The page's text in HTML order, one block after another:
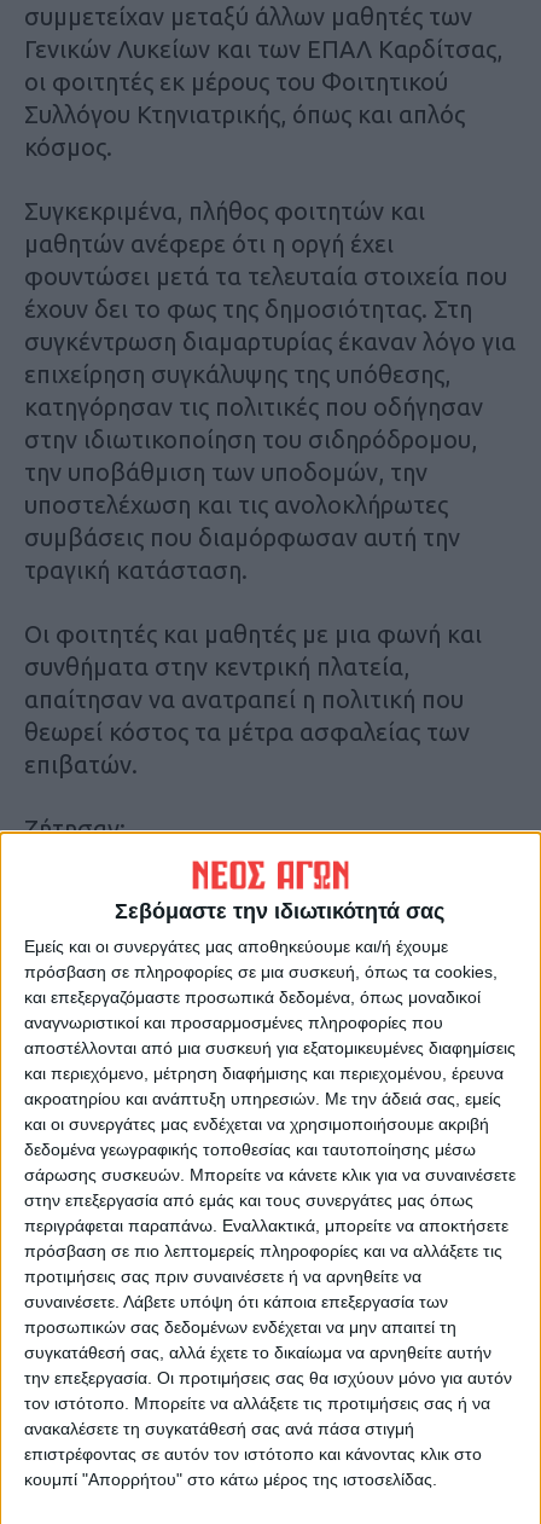
Σεβόμαστε την ιδιωτικότητά σας
Εμείς και οι συνεργάτες μας αποθηκεύουμε και/ή έχουμε
πρόσβαση σε πληροφορίες σε μια συσκευή, όπως τα cookies,
και επεξεργαζόμαστε προσωπικά δεδομένα, όπως μοναδικοί
αναγνωριστικοί και προσαρμοσμένες πληροφορίες που
αποστέλλονται από μια συσκευή για εξατομικευμένες διαφημίσεις
και περιεχόμενο, μέτρηση διαφήμισης και περιεχομένου, έρευνα
ακροατηρίου και ανάπτυξη υπηρεσιών. Με την άδειά σας, εμείς
και οι συνεργάτες μας ενδέχεται να χρησιμοποιήσουμε ακριβή
δεδομένα γεωγραφικής τοποθεσίας και ταυτοποίησης μέσω
σάρωσης συσκευών. Μπορείτε να κάνετε κλικ για να συναινέσετε
στην επεξεργασία από εμάς και τους συνεργάτες μας όπως
περιγράφεται παραπάνω. Εναλλακτικά, μπορείτε να αποκτήσετε
πρόσβαση σε πιο λεπτομερείς πληροφορίες και να αλλάξετε τις
προτιμήσεις σας πριν συναινέσετε ή να αρνηθείτε να
συναινέσετε. Λάβετε υπόψη ότι κάποια επεξεργασία των
προσωπικών σας δεδομένων ενδέχεται να μην απαιτεί τη
συγκατάθεσή σας, αλλά έχετε το δικαίωμα να αρνηθείτε αυτήν
την επεξεργασία. Οι προτιμήσεις σας θα ισχύουν μόνο για αυτόν
τον ιστότοπο. Μπορείτε να αλλάξετε τις προτιμήσεις σας ή να
ανακαλέσετε τη συγκατάθεσή σας ανά πάσα στιγμή
επιστρέφοντας σε αυτόν τον ιστότοπο και κάνοντας κλικ στο
κουμπί "Απορρήτου" στο κάτω μέρος της ιστοσελίδας.
συμμετείχαν μεταξύ άλλων μαθητές των
Γενικών Λυκείων και των ΕΠΑΛ Καρδίτσας,
οι φοιτητές εκ μέρους του Φοιτητικού
Συλλόγου Κτηνιατρικής, όπως και απλός
κόσμος.
Συγκεκριμένα, πλήθος φοιτητών και
μαθητών ανέφερε ότι η οργή έχει
φουντώσει μετά τα τελευταία στοιχεία που
έχουν δει το φως της δημοσιότητας. Στη
συγκέντρωση διαμαρτυρίας έκαναν λόγο για
επιχείρηση συγκάλυψης της υπόθεσης,
κατηγόρησαν τις πολιτικές που οδήγησαν
στην ιδιωτικοποίηση του σιδηρόδρομου,
την υποβάθμιση των υποδομών, την
υποστελέχωση και τις ανολοκλήρωτες
συμβάσεις που διαμόρφωσαν αυτή την
τραγική κατάσταση.
Οι φοιτητές και μαθητές με μια φωνή και
συνθήματα στην κεντρική πλατεία,
απαίτησαν να ανατραπεί η πολιτική που
θεωρεί κόστος τα μέτρα ασφαλείας των
επιβατών.
Ζήτησαν:
– Να σταματήσει η συγκάλυψη του
εγκλήματος και να διερευνηθούν τα αίτια
της σύγκρουσης και της έκρηξης.
– Να αποδοθούν όλες οι πολιτικές και
ποινικές ευθύνες.
– Να μην ζήσουμε νέα Τέμπη! Να δοθεί
χρηματοδότηση για να παρθούν άμεσα
μέτρα για την ασφάλεια των υποδομών και
της λειτουργίας των Πανεπιστημίων, των
Φοιτητικών Εστιών, των Μέσων Μαζικής
μεταφοράς που καθημερινά
χρησιμοποιούμε χιλιάδες φοιτητές και
φοιτήτριες.
Έπειτα ακολούθησε πορεία διαμαρτυρίας
προς το σιδηροδρομικό σταθμό της
Καρδίτσας όπου άφησαν λουλουδια και